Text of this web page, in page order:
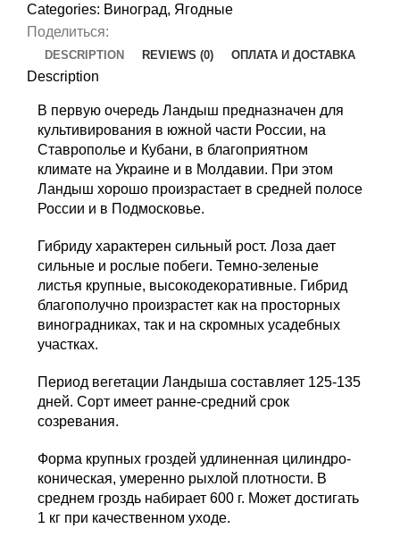
Categories: Виноград, Ягодные
Поделиться:
DESCRIPTION REVIEWS (0) ОПЛАТА И ДОСТАВКА
Description
В первую очередь Ландыш предназначен для
культивирования в южной части России, на
Ставрополье и Кубани, в благоприятном
климате на Украине и в Молдавии. При этом
Ландыш хорошо произрастает в средней полосе
России и в Подмосковье.
Гибриду характерен сильный рост. Лоза дает
сильные и рослые побеги. Темно-зеленые
листья крупные, высокодекоративные. Гибрид
благополучно произрастет как на просторных
виноградниках, так и на скромных усадебных
участках.
Период вегетации Ландыша составляет 125-135
дней. Сорт имеет ранне-средний срок
созревания.
Форма крупных гроздей удлиненная цилиндро-
коническая, умеренно рыхлой плотности. В
среднем гроздь набирает 600 г. Может достигать
1 кг при качественном уходе.